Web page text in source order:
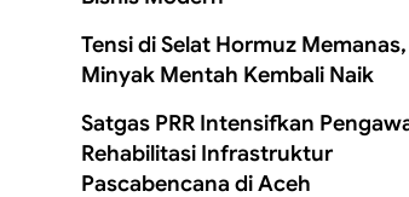
Tensi di Selat Hormuz
Minyak Mentah Kembali Naik
Satgas PRR Intensifkan
Rehabilitasi Infrastruktur
Pascabencana di Aceh